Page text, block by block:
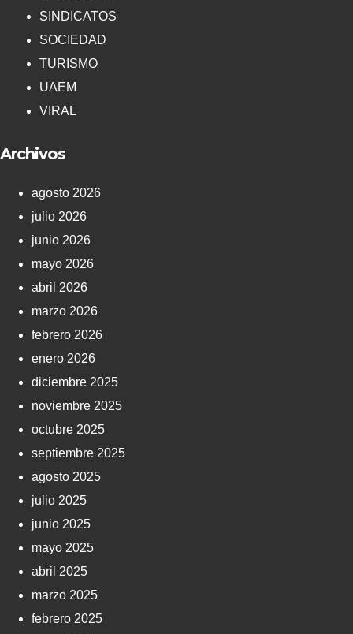
SINDICATOS
SOCIEDAD
TURISMO
UAEM
VIRAL
Archivos
agosto 2026
julio 2026
junio 2026
mayo 2026
abril 2026
marzo 2026
febrero 2026
enero 2026
diciembre 2025
noviembre 2025
octubre 2025
septiembre 2025
agosto 2025
julio 2025
junio 2025
mayo 2025
abril 2025
marzo 2025
febrero 2025